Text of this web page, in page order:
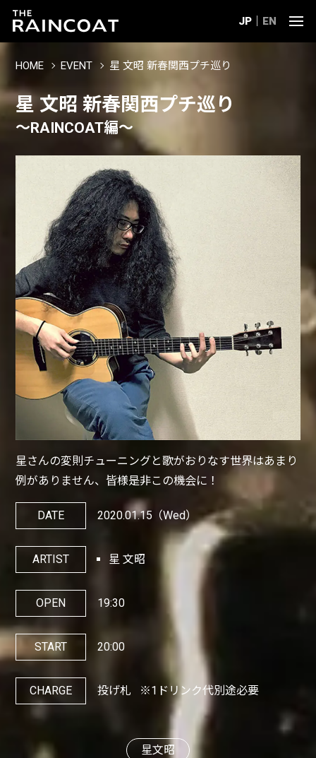
JP EN
HOME EVENT 星 文昭 新春関西プチ巡り
星 文昭 新春関西プチ巡り
～RAINCOAT編～
星さんの変則チューニングと歌がおりなす世界はあまり
例がありません、皆様是非この機会に！
DATE 2020.01.15 （Wed）
ARTIST 星 文昭
OPEN 19:30
START 20:00
CHARGE 投げ札 ※1ドリンク代別途必要
星文昭